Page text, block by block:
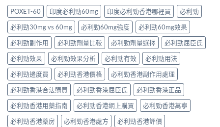
案
一
次
解
析〉
中
完
整
攻
略
一
次
看〉
中
量、
副
作
用
到
死
線
的
完
整
拆
解〉
中
礙
治
療
的
突
破
性
藥
物〉
中
日
錠
評
價
如
何？
有
冇
副
作
用？
藥
師：
皇
牌
POXET-60 印度必利勁60mg 印度必利勁香港哪裡買
必利勁
必利勁30mg vs 60mg
必利勁60mg強度
必利勁60mg效果
必利勁副作用
必利勁劑量比較 必利勁劑量選擇
必利勁屈臣氏
必利勁效果
必利勁效果分析 必利勁有效
必利勁用法
必利勁邊度買
必利勁香港價格
必利勁香港副作用處理
必利勁香港合法購買
必利勁香港屈臣氏
必利勁香港正品
必利勁香港用藥指南
必利勁香港網上購買
必利勁香港萬寧
必利勁香港藥房
必利勁香港處方
必利勁香港評價